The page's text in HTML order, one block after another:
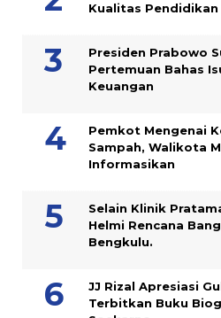
Kualitas Pendidikan
Presiden Prabowo
Pertemuan Bahas
Keuangan
Pemkot Mengenai
Sampah, Walikota
Informasikan
Selain Klinik
Helmi Rencana
Bengkulu.
JJ Rizal Apresiasi
Terbitkan Buku